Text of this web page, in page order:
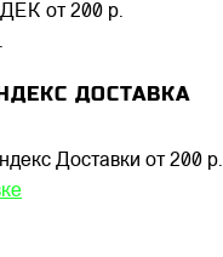
от 200 р.
ДОСТАВКА
Доставки от 200 р.